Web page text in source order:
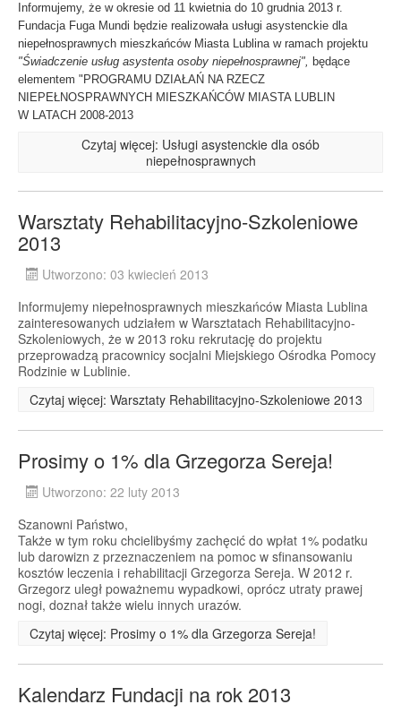
Informujemy, że w okresie od 11 kwietnia do 10 grudnia 2013 r.
Fundacja Fuga Mundi będzie realizowała usługi asystenckie dla
niepełnosprawnych mieszkańców Miasta Lublina w ramach projektu
"Świadczenie usług asystenta osoby niepełnosprawnej", będące
elementem "PROGRAMU DZIAŁAŃ NA RZECZ
NIEPEŁNOSPRAWNYCH MIESZKAŃCÓW MIASTA LUBLIN
W LATACH 2008-2013
Czytaj więcej: Usługi asystenckie dla osób
niepełnosprawnych
Warsztaty Rehabilitacyjno-Szkoleniowe
2013
Utworzono: 03 kwiecień 2013
Informujemy niepełnosprawnych mieszkańców Miasta Lublina
zainteresowanych udziałem w Warsztatach Rehabilitacyjno-
Szkoleniowych, że w 2013 roku rekrutację do projektu
przeprowadzą pracownicy socjalni Miejskiego Ośrodka Pomocy
Rodzinie w Lublinie.
Czytaj więcej: Warsztaty Rehabilitacyjno-Szkoleniowe 2013
Prosimy o 1% dla Grzegorza Sereja!
Utworzono: 22 luty 2013
Szanowni Państwo,
Także w tym roku chcielibyśmy zachęcić do wpłat 1% podatku
lub darowizn z przeznaczeniem na pomoc w sfinansowaniu
kosztów leczenia i rehabilitacji Grzegorza Sereja. W 2012 r.
Grzegorz uległ poważnemu wypadkowi, oprócz utraty prawej
nogi, doznał także wielu innych urazów.
Czytaj więcej: Prosimy o 1% dla Grzegorza Sereja!
Kalendarz Fundacji na rok 2013